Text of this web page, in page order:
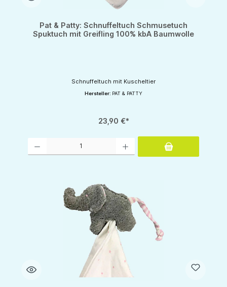
Pat & Patty: Schnuffeltuch Schmusetuch
Spuktuch mit Greifling 100% kbA Baumwolle
Schnuffeltuch mit Kuscheltier
Hersteller: PAT & PATTY
23,90 €*